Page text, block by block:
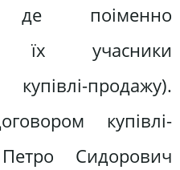
де поіменно
їх учасники
продажу).
купівлі-
Сидорович